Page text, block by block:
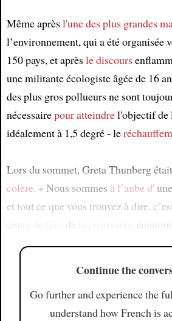
Article
Même aprèsl'une des plus grandes
l’environnement, qui a été organisée
150 pays, et aprèsle discours
une militante écologiste âgée de 16
des plus gros pollueurs ne sont
nécessairepour atteindrel'objectif de
idéalement à 1,5 degré - le
Lors du sommet, Greta Thunberg
colère. « Nous sommes à l’aube d'
et tout ce que vous trouvez à dire,
conte de fées
de la croissance
Continue the
Go further and experience the
understand how French is